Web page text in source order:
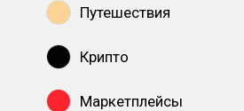
Путешествия
Крипто
Маркетплейсы